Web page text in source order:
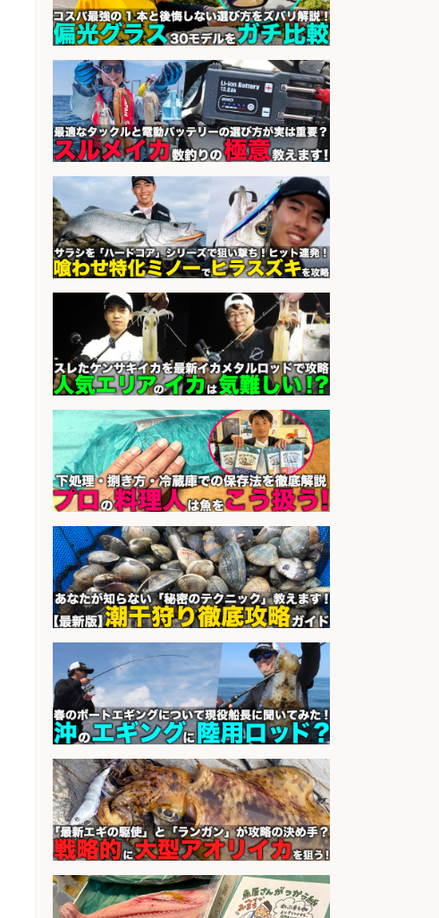
語学力を活かせるフィッシング用品
の「海外営業」/年休125日
会社名 株式会社ジャッカル
sponsored by 求人ボックス
WEBデザイナー・WEBディレクタ
ー/未経験OK 釣具店でSNS運用&動
画編集のお仕事
会社名
株式会社スタッフサービス エン
ジニアガイド
sponsored by 求人ボックス
さらに求人情報を見る